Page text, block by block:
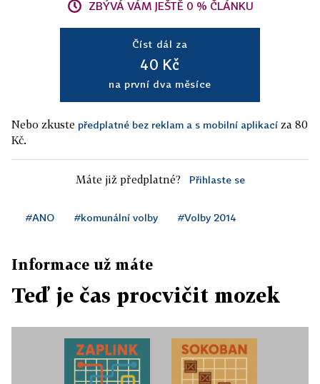
ZBÝVÁ VÁM JEŠTĚ 0 % ČLÁNKU
Číst dál za
40 Kč
na první dva měsíce
Nebo zkuste předplatné bez reklam a s mobilní aplikací za 80
Kč.
Máte již předplatné? Přihlaste se
#ANO #komunální volby #Volby 2014
Informace už máte
Teď je čas procvičit mozek